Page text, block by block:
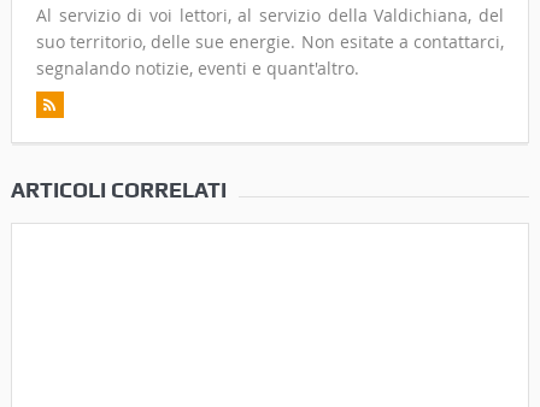
Al servizio di voi lettori, al servizio della Valdichiana, del
suo territorio, delle sue energie. Non esitate a contattarci,
segnalando notizie, eventi e quant'altro.
ARTICOLI CORRELATI